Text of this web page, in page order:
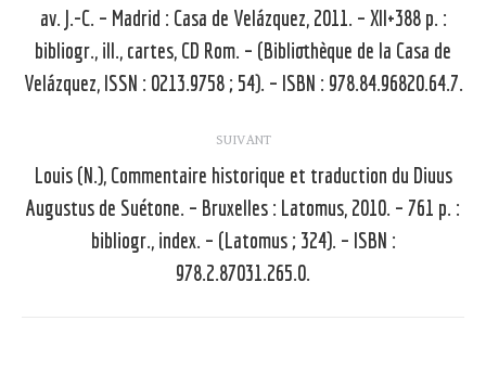
Article
précédent
:
av. J.-C. – Madrid : Casa de Velázquez, 2011. – XII+388 p. :
bibliogr., ill., cartes, CD Rom. – (Bibliothèque de la Casa de
Velázquez, ISSN : 0213.9758 ; 54). – ISBN : 978.84.96820.64.7.
SUIVANT
Article
suivant
:
Louis (N.), Commentaire historique et traduction du Diuus
Augustus de Suétone. – Bruxelles : Latomus, 2010. – 761 p. :
bibliogr., index. – (Latomus ; 324). – ISBN :
978.2.87031.265.0.